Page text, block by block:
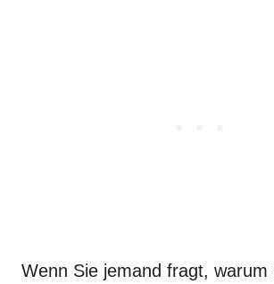
Wenn Sie jemand fragt, warum